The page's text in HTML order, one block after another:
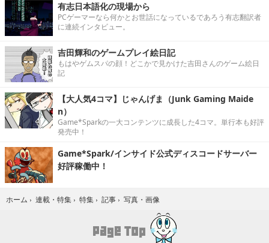
有志日本語化の現場から
PCゲーマーなら何かとお世話になっているであろう有志翻訳者
に連続インタビュー。
吉田輝和のゲームプレイ絵日記
もはやゲムスパの顔！どこかで見かけた吉田さんのゲーム絵日
記
【大人気4コマ】じゃんげま（Junk Gaming Maide
n）
Game*Sparkの一大コンテンツに成長した4コマ。単行本も好評
発売中！
Game*Spark/インサイド公式ディスコードサーバー
好評稼働中！
ホーム › 連載・特集 › 特集 › 記事 › 写真・画像